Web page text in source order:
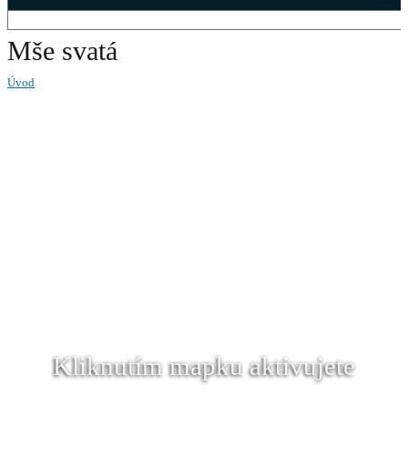
Mše svatá
Úvod
Kliknutím mapku aktivujete